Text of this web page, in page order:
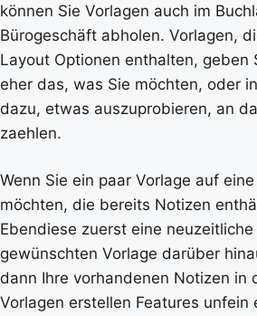
können Sie Vorlagen auch im
Bürogeschäft abholen. Vorlagen,
Layout Optionen enthalten, geben
eher das, was Sie möchten, oder
dazu, etwas auszuprobieren, an
zaehlen.
Wenn Sie ein paar Vorlage auf
möchten, die bereits Notizen
Ebendiese zuerst eine
gewünschten Vorlage darüber
dann Ihre vorhandenen Notizen in
Vorlagen erstellen Features unfein